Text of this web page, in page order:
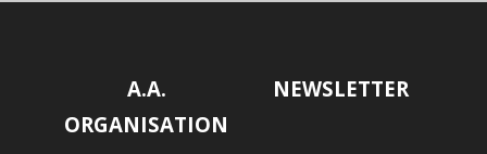
A.A.
ORGANISATION
NEWSLETTER